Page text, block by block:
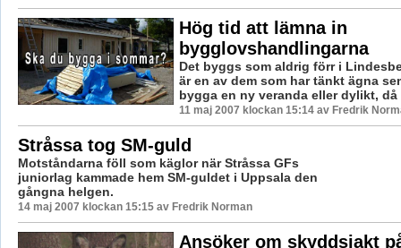
Hög tid att lämna in
bygglovshandlingarna
Det byggs som aldrig förr i
är en av dem som har tänkt ägna
bygga en ny veranda eller dylikt, då
11 maj 2007 klockan 15:14 av Fredrik
Stråssa tog SM-guld
Motståndarna föll som käglor när Stråssa GFs
juniorlag kammade hem SM-guldet i Uppsala den
gångna helgen.
14 maj 2007 klockan 15:15 av Fredrik Norman
Ansöker om skyddsjakt